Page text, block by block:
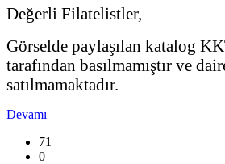
Değerli Filatelistler,
Görselde paylaşılan katalog
tarafından basılmamıştır ve
satılmamaktadır.
Devamı
71
0